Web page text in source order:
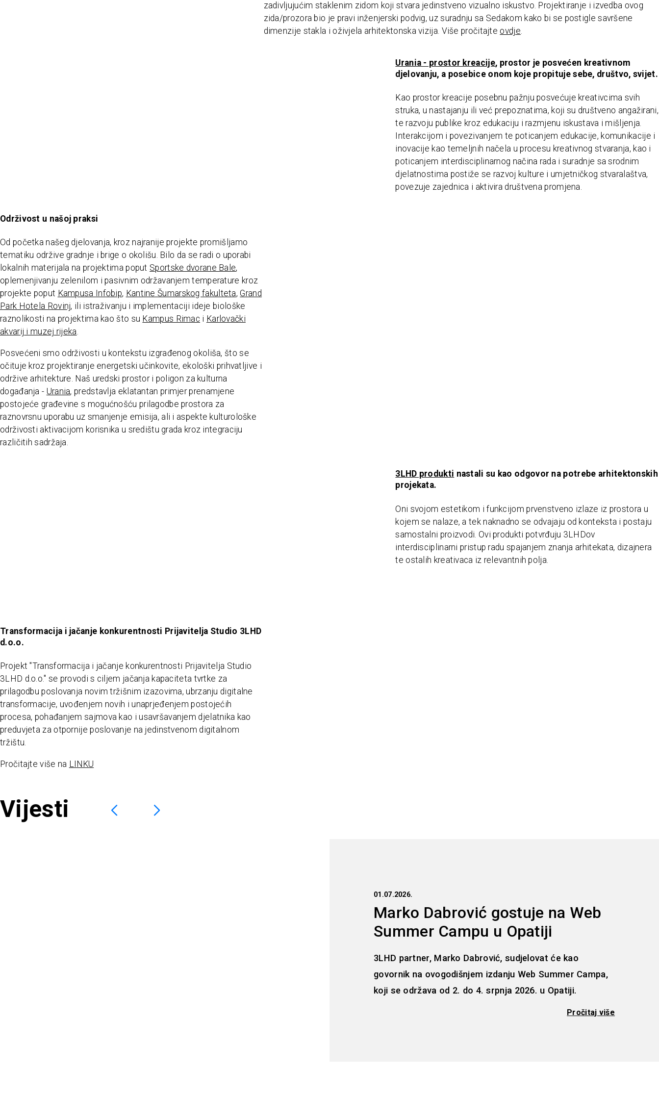
zadivljujućim staklenim zidom koji stvara jedinstveno vizualno iskustvo. Projektiranje i izvedba ovog
zida/prozora bio je pravi inženjerski podvig, uz suradnju sa Sedakom kako bi se postigle savršene
dimenzije stakla i oživjela arhitektonska vizija. Više pročitajte ovdje.
Urania - prostor kreacije, prostor je posvećen kreativnom
djelovanju, a posebice onom koje propituje sebe, društvo, svijet.
Kao prostor kreacije posebnu pažnju posvećuje kreativcima svih
struka, u nastajanju ili već prepoznatima, koji su društveno angažirani,
te razvoju publike kroz edukaciju i razmjenu iskustava i mišljenja.
Interakcijom i povezivanjem te poticanjem edukacije, komunikacije i
inovacije kao temeljnih načela u procesu kreativnog stvaranja, kao i
poticanjem interdisciplinarnog načina rada i suradnje sa srodnim
djelatnostima postiže se razvoj kulture i umjetničkog stvaralaštva,
povezuje zajednica i aktivira društvena promjena.
Održivost u našoj praksi
Od početka našeg djelovanja, kroz najranije projekte promišljamo
tematiku održive gradnje i brige o okolišu. Bilo da se radi o uporabi
lokalnih materijala na projektima poput Sportske dvorane Bale,
oplemenjivanju zelenilom i pasivnim održavanjem temperature kroz
projekte poput Kampusa Infobip, Kantine Šumarskog fakulteta,Grand
Park Hotela Rovinj, ili istraživanju i implementaciji ideje biološke
raznolikosti na projektima kao što su Kampus Rimac i Karlovački
akvarij i muzej rijeka.
Posvećeni smo održivosti u kontekstu izgrađenog okoliša, što se
očituje kroz projektiranje energetski učinkovite, ekološki prihvatljive i
održive arhitekture. Naš uredski prostor i poligon za kulturna
događanja - Urania, predstavlja eklatantan primjer prenamjene
postojeće građevine s mogućnošću prilagodbe prostora za
raznovrsnu uporabu uz smanjenje emisija, ali i aspekte kulturološke
održivosti aktivacijom korisnika u središtu grada kroz integraciju
različitih sadržaja.
3LHD produkti nastali su kao odgovor na potrebe arhitektonskih
projekata.
Oni svojom estetikom i funkcijom prvenstveno izlaze iz prostora u
kojem se nalaze, a tek naknadno se odvajaju od konteksta i postaju
samostalni proizvodi. Ovi produkti potvrđuju 3LHDov
interdisciplinarni pristup radu spajanjem znanja arhitekata, dizajnera
te ostalih kreativaca iz relevantnih polja.
Transformacija i jačanje konkurentnosti Prijavitelja Studio 3LHD
d.o.o.
Projekt "Transformacija i jačanje konkurentnosti Prijavitelja Studio
3LHD d.o.o." se provodi s ciljem jačanja kapaciteta tvrtke za
prilagodbu poslovanja novim tržišnim izazovima, ubrzanju digitalne
transformacije, uvođenjem novih i unaprjeđenjem postojećih
procesa, pohađanjem sajmova kao i usavršavanjem djelatnika kao
preduvjeta za otpornije poslovanje na jedinstvenom digitalnom
tržištu.
Pročitajte više na LINKU
Vijesti
01.07.2026.
Marko Dabrović gostuje na Web
Summer Campu u Opatiji
3LHD partner, Marko Dabrović, sudjelovat će kao
govornik na ovogodišnjem izdanju Web Summer Campa,
koji se održava od 2. do 4. srpnja 2026. u Opatiji.
Pročitaj više